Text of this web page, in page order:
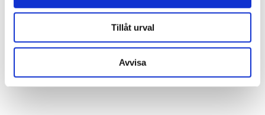
Tillåt urval
Avvisa
1.177 kr
977 kr JUST NU!